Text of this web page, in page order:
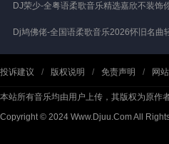
DJ荣少-全粤语柔歌音乐精选嘉欣不装饰
Dj鸠佛佬-全国语柔歌音乐2026怀旧名曲
投诉建议 / 版权说明 / 免责声明 / 网
本站所有音乐均由用户上传，其版权为原作
Copyright © 2024 Www.Djuu.Com All